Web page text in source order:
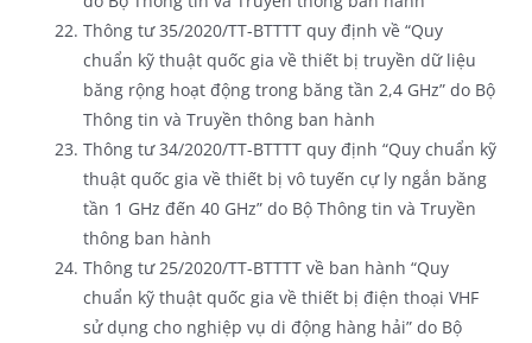
Thông tư 35/2020/TT-BTTTT quy định về “Quy
chuẩn kỹ thuật quốc gia về thiết bị truyền dữ liệu
băng rộng hoạt động trong băng tần 2,4 GHz” do Bộ
Thông tin và Truyền thông ban hành
Thông tư 34/2020/TT-BTTTT quy định “Quy chuẩn kỹ
thuật quốc gia về thiết bị vô tuyến cự ly ngắn băng
tần 1 GHz đến 40 GHz” do Bộ Thông tin và Truyền
thông ban hành
Thông tư 25/2020/TT-BTTTT về ban hành “Quy
chuẩn kỹ thuật quốc gia về thiết bị điện thoại VHF
sử dụng cho nghiệp vụ di động hàng hải” do Bộ